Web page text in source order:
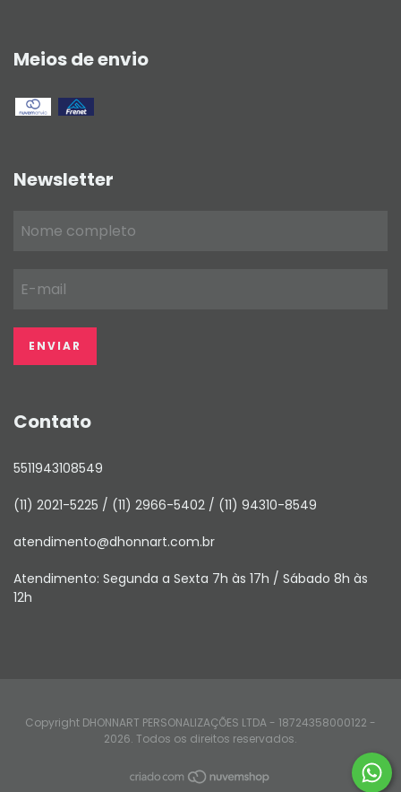
Meios de envio
Newsletter
Contato
5511943108549
(11) 2021-5225 / (11) 2966-5402 / (11) 94310-8549
atendimento@dhonnart.com.br
Atendimento: Segunda a Sexta 7h às 17h / Sábado 8h às
12h
Copyright DHONNART PERSONALIZAÇÕES LTDA - 18724358000122 -
2026. Todos os direitos reservados.